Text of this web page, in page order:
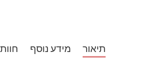
תיאור מידע נוסף